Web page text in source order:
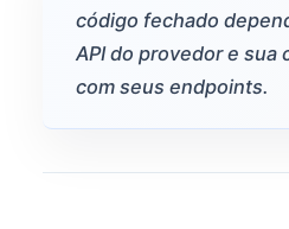
código fechado
API do provedor e sua
com seus endpoints.